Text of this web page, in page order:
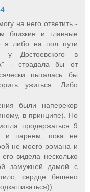
на него ответить -
близкие и главные
я либо на пол пути
Достоевского в
- страдала бы от
пыталась бы
ужиться. Либо
были наперекор
в принципе). Но
продержаться 9
и парнем, пока не
не моего романа и
видела несколько
замужней дамой с
сердце бешено